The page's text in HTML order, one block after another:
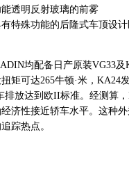
能透明反射玻璃的前雾
特殊功能的后隆式车顶设
均配备日产原装VG33及
矩可达265牛顿·米，KA24
排放达到欧II标准。经测算
济性接近轿车水平。这种
踪热点。